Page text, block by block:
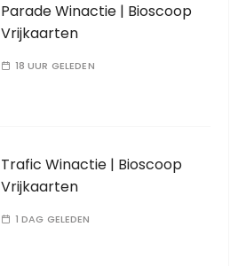
Parade Winactie | Bioscoop
Vrijkaarten
18 UUR GELEDEN
Trafic Winactie | Bioscoop
Vrijkaarten
1 DAG GELEDEN